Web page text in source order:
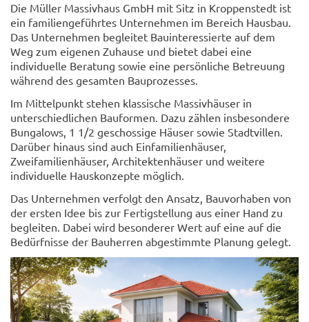
Die Müller Massivhaus GmbH mit Sitz in Kroppenstedt ist
ein familiengeführtes Unternehmen im Bereich Hausbau.
Das Unternehmen begleitet Bauinteressierte auf dem
Weg zum eigenen Zuhause und bietet dabei eine
individuelle Beratung sowie eine persönliche Betreuung
während des gesamten Bauprozesses.
Im Mittelpunkt stehen klassische Massivhäuser in
unterschiedlichen Bauformen. Dazu zählen insbesondere
Bungalows, 1 1/2 geschossige Häuser sowie Stadtvillen.
Darüber hinaus sind auch Einfamilienhäuser,
Zweifamilienhäuser, Architektenhäuser und weitere
individuelle Hauskonzepte möglich.
Das Unternehmen verfolgt den Ansatz, Bauvorhaben von
der ersten Idee bis zur Fertigstellung aus einer Hand zu
begleiten. Dabei wird besonderer Wert auf eine auf die
Bedürfnisse der Bauherren abgestimmte Planung gelegt.